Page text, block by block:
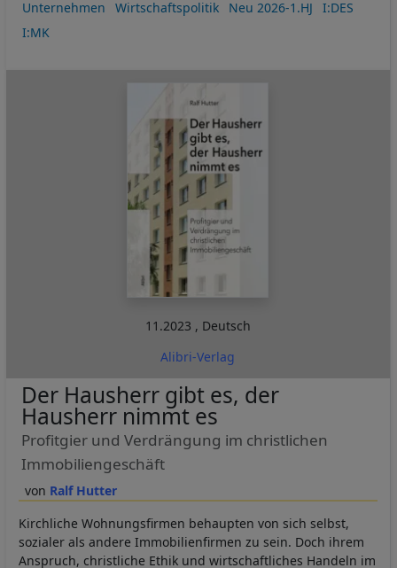
Unternehmen
Wirtschaftspolitik Neu 2026-1.HJ
I:DES
I:MK
11.2023 , Deutsch
Alibri-Verlag
Ralf Hutter
Der Hausherr gibt es, der
Hausherr nimmt es
Profitgier und Verdrängung im christlichen
Immobiliengeschäft
Kirchliche Wohnungsfirmen behaupten von sich selbst,
sozialer als andere Immobilienfirmen zu sein. Doch ihrem
Anspruch, christliche Ethik und wirtschaftliches Handeln im